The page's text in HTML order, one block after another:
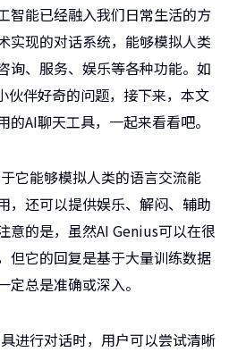
智能已经融入我们日常生活的方
实现的对话系统，能够模拟人类
询、服务、娱乐等各种功能。如
伙伴好奇的问题，接下来，本文
AI聊天工具，一起来看看吧。
它能够模拟人类的语言交流能
，还可以提供娱乐、解闷、辅助
意的是，虽然AI Genius可以在很
但它的回复是基于大量训练数据
总是准确或深入。
进行对话时，用户可以尝试清晰